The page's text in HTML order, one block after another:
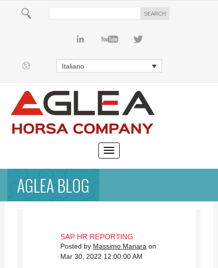
Italiano
AGLEA BLOG
SAP HR REPORTING
Posted by Massimo Manara on
Mar 30, 2022 12:00:00 AM